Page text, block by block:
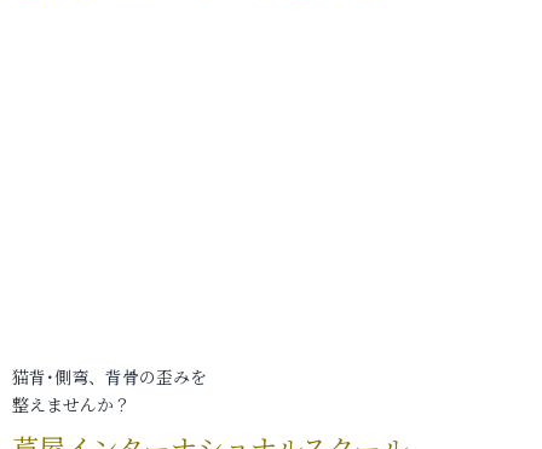
猫背･側弯、背骨の歪みを
整えませんか？